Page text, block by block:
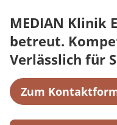
MEDIAN Klinik
betreut.
Verlässlich für
Zum